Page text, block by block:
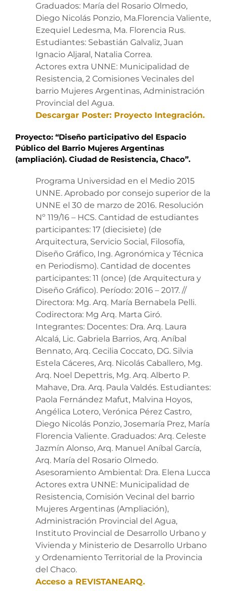
Graduados: María del Rosario Olmedo,
Diego Nicolás Ponzio, Ma.Florencia Valiente,
Ezequiel Ledesma, Ma. Florencia Rus.
Estudiantes: Sebastián Galvaliz, Juan
Ignacio Aljaral, Natalia Correa.
Actores extra UNNE: Municipalidad de
Resistencia, 2 Comisiones Vecinales del
barrio Mujeres Argentinas, Administración
Provincial del Agua.
Descargar Poster: Proyecto Integración.
Proyecto: “Diseño participativo del Espacio
Público del Barrio Mujeres Argentinas
(ampliación). Ciudad de Resistencia, Chaco”.
Programa Universidad en el Medio 2015
UNNE. Aprobado por consejo superior de la
UNNE el 30 de marzo de 2016. Resolución
Nº 119/16 – HCS. Cantidad de estudiantes
participantes: 17 (diecisiete) (de
Arquitectura, Servicio Social, Filosofía,
Diseño Gráfico, Ing. Agronómica y Técnica
en Periodismo). Cantidad de docentes
participantes: 11 (once) (de Arquitectura y
Diseño Gráfico). Período: 2016 – 2017. //
Directora: Mg. Arq. María Bernabela Pelli.
Codirectora: Mg Arq. Marta Giró.
Integrantes: Docentes: Dra. Arq. Laura
Alcalá, Lic. Gabriela Barrios, Arq. Aníbal
Bennato, Arq. Cecilia Coccato, DG. Silvia
Estela Cáceres, Arq. Nicolás Caballero, Mg.
Arq. Noel Depettris, Mg. Arq. Alberto P.
Mahave, Dra. Arq. Paula Valdés. Estudiantes:
Paola Fernández Mafut, Malvina Hoyos,
Angélica Lotero, Verónica Pérez Castro,
Diego Nicolás Ponzio, Josemaría Prez, María
Florencia Valiente. Graduados: Arq. Celeste
Jazmín Alonso, Arq. Manuel Aníbal García,
Arq. María del Rosario Olmedo.
Asesoramiento Ambiental: Dra. Elena Lucca
Actores extra UNNE: Municipalidad de
Resistencia, Comisión Vecinal del barrio
Mujeres Argentinas (Ampliación),
Administración Provincial del Agua,
Instituto Provincial de Desarrollo Urbano y
Vivienda y Ministerio de Desarrollo Urbano
y Ordenamiento Territorial de la Provincia
del Chaco.
Acceso a REVISTANEARQ.